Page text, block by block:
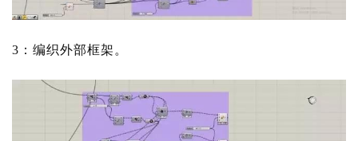
3：编织外部框架。